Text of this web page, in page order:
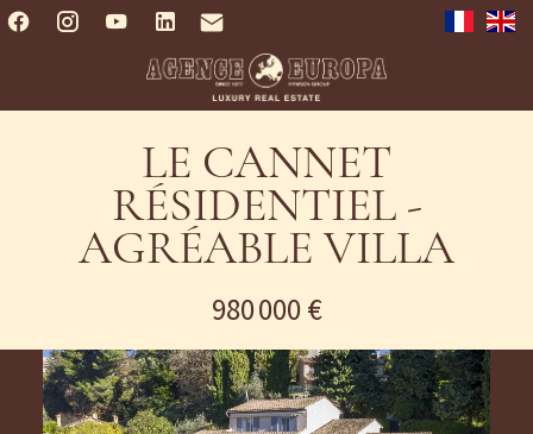
LE CANNET
RÉSIDENTIEL -
AGRÉABLE VILLA
980 000 €